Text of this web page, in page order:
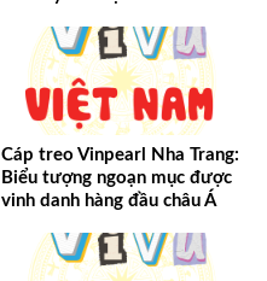
Cáp treo Vinpearl Nha Trang:
Biểu tượng ngoạn mục được
vinh danh hàng đầu châu Á